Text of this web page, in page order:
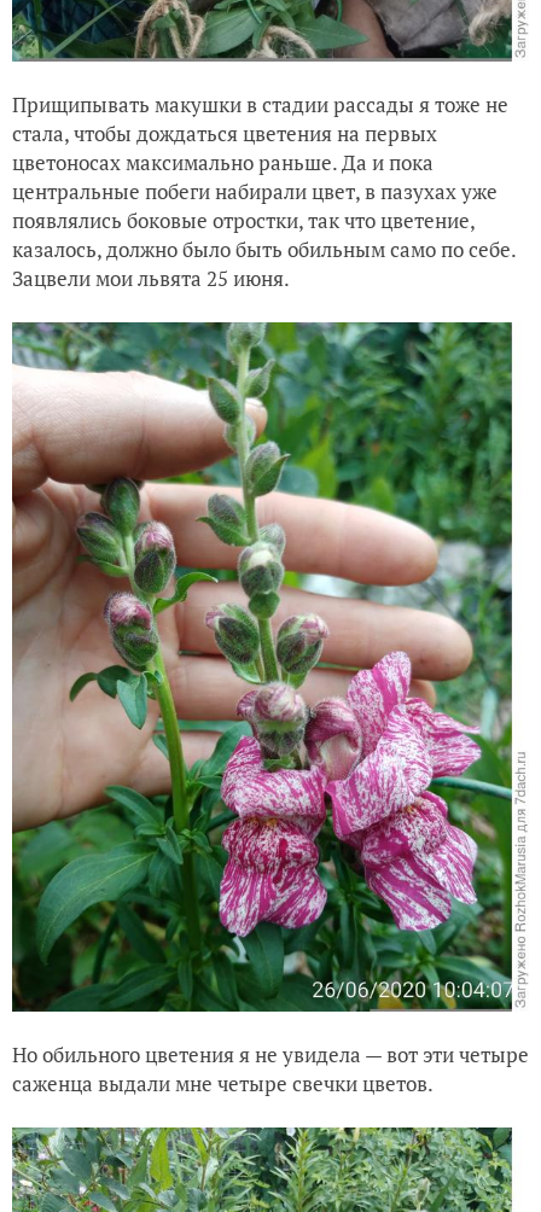
Прищипывать макушки в стадии рассады я тоже не
стала, чтобы дождаться цветения на первых
цветоносах максимально раньше. Да и пока
центральные побеги набирали цвет, в пазухах уже
появлялись боковые отростки, так что цветение,
казалось, должно было быть обильным само по себе.
Зацвели мои львята 25 июня.
Но обильного цветения я не увидела — вот эти четыре
саженца выдали мне четыре свечки цветов.